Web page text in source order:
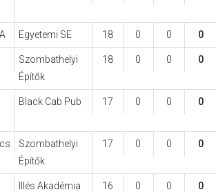
Egyetemi SE 18 0 0 0
Szombathelyi
Építők
18 0 0 0
Black Cab Pub 17 0 0 0
Szombathelyi
Építők
17 0 0 0
Illés Akadémia
16 0 0 0